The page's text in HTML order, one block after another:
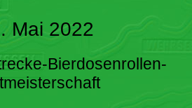
Mai 2022
Bierdosenrollen-